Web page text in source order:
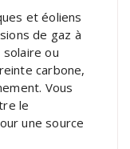
et éoliens
de gaz à
ou
carbone,
Vous
le
une source